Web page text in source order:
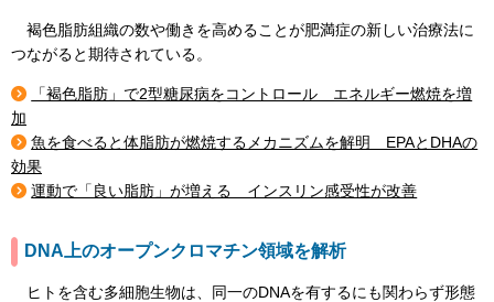
褐色脂肪組織の数や働きを高めることが肥満症の新しい治療法に
つながると期待されている。
「褐色脂肪」で2型糖尿病をコントロール エネルギー燃焼を増
加
魚を食べると体脂肪が燃焼するメカニズムを解明 EPAとDHAの
効果
運動で「良い脂肪」が増える インスリン感受性が改善
DNA上のオープンクロマチン領域を解析
ヒトを含む多細胞生物は、同一のDNAを有するにも関わらず形態